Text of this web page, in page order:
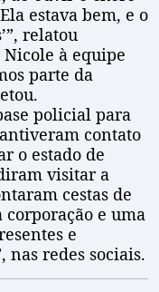
estava bem, e o
relatou
Nicole à equipe
parte da
policial para
contato
o estado de
visitar a
cestas de
corporação e uma
e
nas redes sociais.